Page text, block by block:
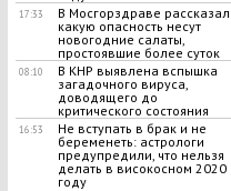
17:33
В Мосгорздраве
какую опасность несут
новогодние салаты,
простоявшие более суток
08:10
В КНР выявлена вспышка
загадочного вируса,
доводящего до
критического состояния
16:53
Не вступать в брак и не
беременеть: астрологи
предупредили, что нельзя
делать в високосном 2020
году